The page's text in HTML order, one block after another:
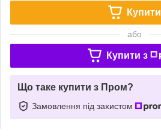
Купити
або
Купити з
Що таке купити з Пром?
Замовлення під захистом